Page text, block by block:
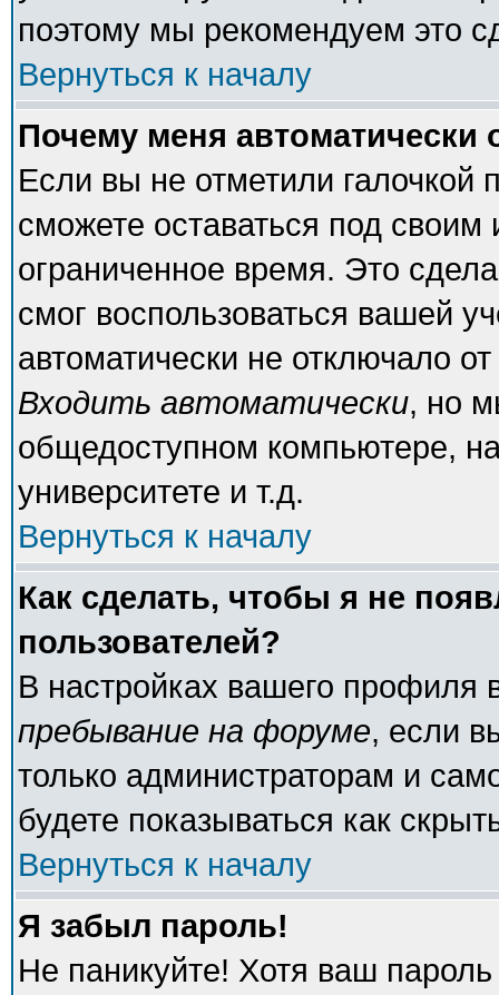
поэтому мы рекомендуем это
Вернуться к началу
Почему меня автоматически
Если вы не отметили галочкой
сможете оставаться под
ограниченное время. Это
смог воспользоваться вашей
автоматически не отключало
Входить автоматически, но
общедоступном компьютере,
университете и т.д.
Вернуться к началу
Как сделать, чтобы я не
пользователей?
В настройках вашего
пребывание на форуме, если
только администраторам и
будете показываться как
Вернуться к началу
Я забыл пароль!
Не паникуйте! Хотя ваш